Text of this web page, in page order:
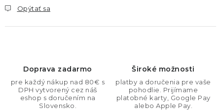
Opýtať sa
Doprava zadarmo
pre každý nákup nad 80€ s
DPH vytvorený cez náš
eshop s doručením na
Slovensko.
Široké možnosti
platby a doručenia pre vaše
pohodlie. Prijímame
platobné karty, Google Pay
alebo Apple Pay.